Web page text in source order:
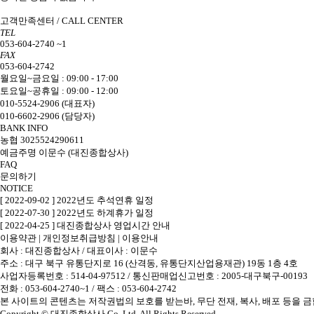
고객만족센터 / CALL CENTER
TEL
053-604-2740 ~1
FAX
053-604-2742
월요일~금요일 : 09:00 - 17:00
토요일~공휴일 : 09:00 - 12:00
010-5524-2906 (대표자)
010-6602-2906 (담당자)
BANK INFO
농협 3025524290611
예금주명 이문수 (대진종합상사)
FAQ
문의하기
NOTICE
[ 2022-09-02 ] 2022년도 추석연휴 일정
[ 2022-07-30 ] 2022년도 하계휴가 일정
[ 2022-04-25 ] 대진종합상사 영업시간 안내
이용약관 | 개인정보취급방침 | 이용안내
회사 : 대진종합상사 / 대표이사 : 이문수
주소 : 대구 북구 유통단지로 16 (산격동, 유통단지산업용재관) 19동 1층 4호
사업자등록번호 : 514-04-97512 / 통신판매업신고번호 : 2005-대구북구-00193
전화 : 053-604-2740~1 / 팩스 : 053-604-2742
본 사이트의 콘텐츠는 저작권법의 보호를 받는바, 무단 전재, 복사, 배포 등을